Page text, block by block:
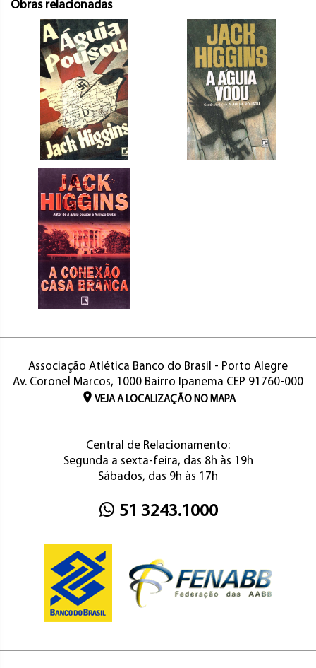
Obras relacionadas
Associação Atlética Banco do Brasil - Porto Alegre
Av. Coronel Marcos, 1000 Bairro Ipanema CEP 91760-000
VEJA A LOCALIZAÇÃO NO MAPA
Central de Relacionamento:
Segunda a sexta-feira, das 8h às 19h
Sábados, das 9h às 17h
51 3243.1000